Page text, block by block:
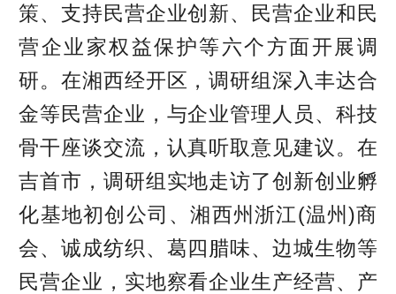
策、支持民营企业创新、民营企业和民
营企业家权益保护等六个方面开展调
研。在湘西经开区，调研组深入丰达合
金等民营企业，与企业管理人员、科技
骨干座谈交流，认真听取意见建议。在
吉首市，调研组实地走访了创新创业孵
化基地初创公司、湘西州浙江(温州)商
会、诚成纺织、葛四腊味、边城生物等
民营企业，实地察看企业生产经营、产